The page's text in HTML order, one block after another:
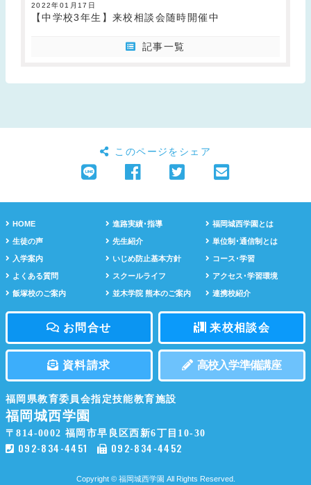
2022年01月17日
【中学校3年生】来校相談会随時開催中
記事一覧
このページをシェア
HOME 進路実績･指導 福岡城西学園とは
生徒の声 先生紹介 単位制･通信制とは
入学案内 いじめ防止基本方針 コース･学習
よくある質問 スクールライフ アクセス･学習環境
飯塚校のご案内 並木学院 熊本のご案内 連携校紹介
お問合せ 来校相談会
資料請求 高校入学準備講座
福岡県教育委員会指定技能教育施設
福岡城西学園
〒814-0002 福岡市早良区西新6丁目10-30
092-834-4451 092-834-4452
Copyright © 福岡城西学園 All Rights Reserved.